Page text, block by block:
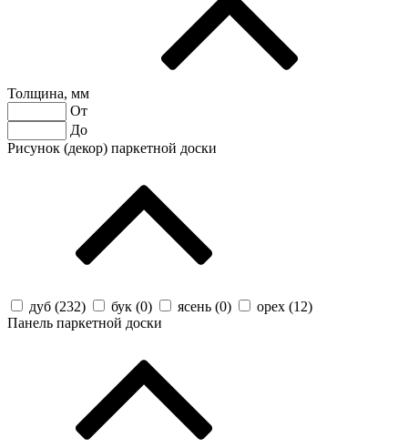
Толщина, мм
От
До
Рисунок (декор) паркетной доски
дуб (232) бук (0) ясень (0) орех (12)
Панель паркетной доски